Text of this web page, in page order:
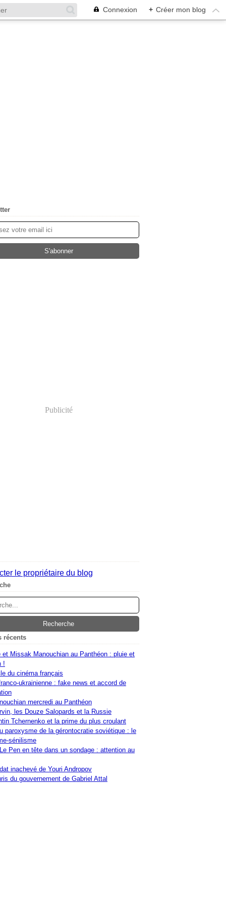
Connexion + Créer mon blog
Publicité
le propriétaire du blog
récents
et Missak Manouchian au Panthéon : pluie et
!
du cinéma français
ukrainienne : fake news et accord de
mercredi au Panthéon
les Douze Salopards et la Russie
Tchernenko et la prime du plus croulant
paroxysme de la gérontocratie soviétique : le
sénilisme
Pen en tête dans un sondage : attention au
inachevé de Youri Andropov
du gouvernement de Gabriel Attal